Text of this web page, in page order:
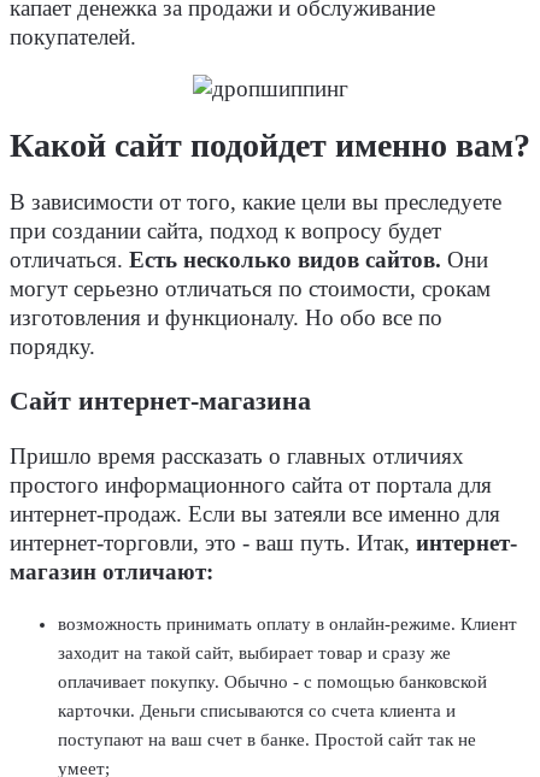
капает денежка за продажи и обслуживание
покупателей.
Какой сайт подойдет именно вам?
В зависимости от того, какие цели вы преследуете
при создании сайта, подход к вопросу будет
отличаться. Есть несколько видов сайтов. Они
могут серьезно отличаться по стоимости, срокам
изготовления и функционалу. Но обо все по
порядку.
Сайт интернет-магазина
Пришло время рассказать о главных отличиях
простого информационного сайта от портала для
интернет-продаж. Если вы затеяли все именно для
интернет-торговли, это - ваш путь. Итак, интернет-
магазин отличают:
возможность принимать оплату в онлайн-режиме. Клиент
заходит на такой сайт, выбирает товар и сразу же
оплачивает покупку. Обычно - с помощью банковской
карточки. Деньги списываются со счета клиента и
поступают на ваш счет в банке. Простой сайт так не
умеет;